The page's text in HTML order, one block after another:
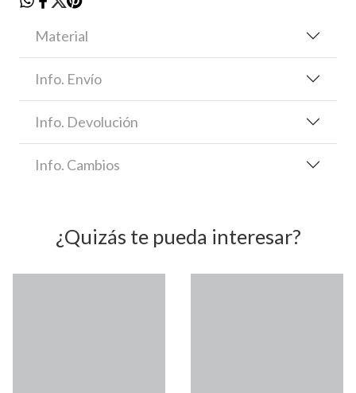
Material
Info. Envío
Info. Devolución
Info. Cambios
¿Quizás te pueda interesar?